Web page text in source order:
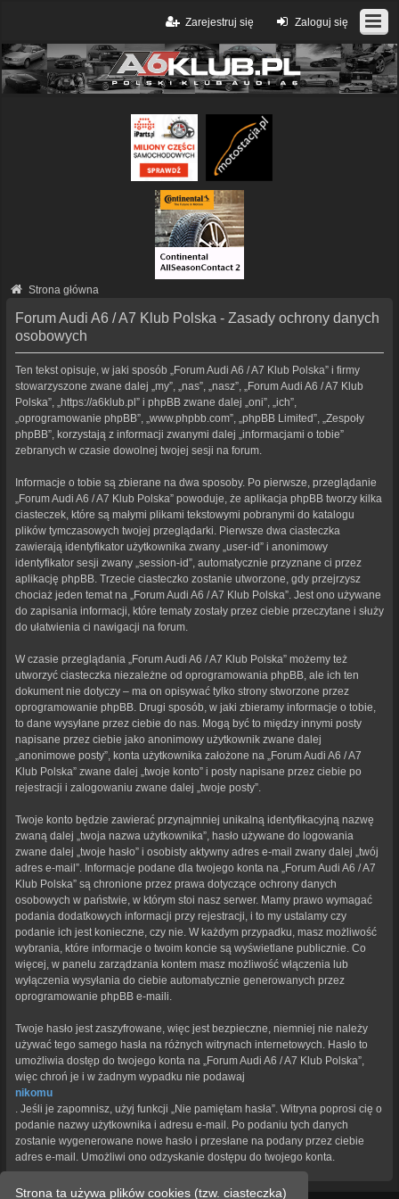
Strona ta używa plików cookies (tzw. ciasteczka)
Zaloguj się
Zarejestruj się
Strona główna
Forum Audi A6 / A7 Klub Polska - Zasady ochrony danych
osobowych
Ten tekst opisuje, w jaki sposób „Forum Audi A6 / A7 Klub Polska” i firmy
stowarzyszone zwane dalej „my”, „nas”, „nasz”, „Forum Audi A6 / A7 Klub
Polska”, „https://a6klub.pl” i phpBB zwane dalej „oni”, „ich”,
„oprogramowanie phpBB”, „www.phpbb.com”, „phpBB Limited”, „Zespoły
phpBB”, korzystają z informacji zwanymi dalej „informacjami o tobie”
zebranych w czasie dowolnej twojej sesji na forum.
Informacje o tobie są zbierane na dwa sposoby. Po pierwsze, przeglądanie
„Forum Audi A6 / A7 Klub Polska” powoduje, że aplikacja phpBB tworzy kilka
ciasteczek, które są małymi plikami tekstowymi pobranymi do katalogu
plików tymczasowych twojej przeglądarki. Pierwsze dwa ciasteczka
zawierają identyfikator użytkownika zwany „user-id” i anonimowy
identyfikator sesji zwany „session-id”, automatycznie przyznane ci przez
aplikację phpBB. Trzecie ciasteczko zostanie utworzone, gdy przejrzysz
chociaż jeden temat na „Forum Audi A6 / A7 Klub Polska”. Jest ono używane
do zapisania informacji, które tematy zostały przez ciebie przeczytane i służy
do ułatwienia ci nawigacji na forum.
W czasie przeglądania „Forum Audi A6 / A7 Klub Polska” możemy też
utworzyć ciasteczka niezależne od oprogramowania phpBB, ale ich ten
dokument nie dotyczy – ma on opisywać tylko strony stworzone przez
oprogramowanie phpBB. Drugi sposób, w jaki zbieramy informacje o tobie,
to dane wysyłane przez ciebie do nas. Mogą być to między innymi posty
napisane przez ciebie jako anonimowy użytkownik zwane dalej
„anonimowe posty”, konta użytkownika założone na „Forum Audi A6 / A7
Klub Polska” zwane dalej „twoje konto” i posty napisane przez ciebie po
rejestracji i zalogowaniu zwane dalej „twoje posty”.
Twoje konto będzie zawierać przynajmniej unikalną identyfikacyjną nazwę
zwaną dalej „twoja nazwa użytkownika”, hasło używane do logowania
zwane dalej „twoje hasło” i osobisty aktywny adres e-mail zwany dalej „twój
adres e-mail”. Informacje podane dla twojego konta na „Forum Audi A6 / A7
Klub Polska” są chronione przez prawa dotyczące ochrony danych
osobowych w państwie, w którym stoi nasz serwer. Mamy prawo wymagać
podania dodatkowych informacji przy rejestracji, i to my ustalamy czy
podanie ich jest konieczne, czy nie. W każdym przypadku, masz możliwość
wybrania, które informacje o twoim koncie są wyświetlane publicznie. Co
więcej, w panelu zarządzania kontem masz możliwość włączenia lub
wyłączenia wysyłania do ciebie automatycznie generowanych przez
oprogramowanie phpBB e-maili.
Twoje hasło jest zaszyfrowane, więc jest bezpieczne, niemniej nie należy
używać tego samego hasła na różnych witrynach internetowych. Hasło to
umożliwia dostęp do twojego konta na „Forum Audi A6 / A7 Klub Polska”,
więc chroń je i w żadnym wypadku nie podawaj
nikomu
. Jeśli je zapomnisz, użyj funkcji „Nie pamiętam hasła”. Witryna poprosi cię o
podanie nazwy użytkownika i adresu e-mail. Po podaniu tych danych
zostanie wygenerowane nowe hasło i przesłane na podany przez ciebie
adres e-mail. Umożliwi ono odzyskanie dostępu do twojego konta.